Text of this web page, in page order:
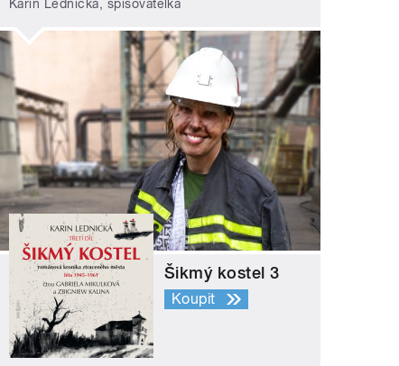
Karin Lednická, spisovatelka
Šikmý kostel 3
Koupit